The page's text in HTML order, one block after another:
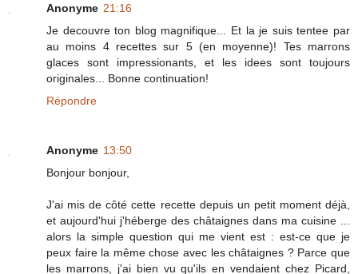
Anonyme 21:16
Je decouvre ton blog magnifique... Et la je suis tentee par
au moins 4 recettes sur 5 (en moyenne)! Tes marrons
glaces sont impressionants, et les idees sont toujours
originales... Bonne continuation!
Répondre
Anonyme 13:50
Bonjour bonjour,
J'ai mis de côté cette recette depuis un petit moment déjà,
et aujourd'hui j'héberge des châtaignes dans ma cuisine ...
alors la simple question qui me vient est : est-ce que je
peux faire la même chose avec les châtaignes ? Parce que
les marrons, j'ai bien vu qu'ils en vendaient chez Picard,